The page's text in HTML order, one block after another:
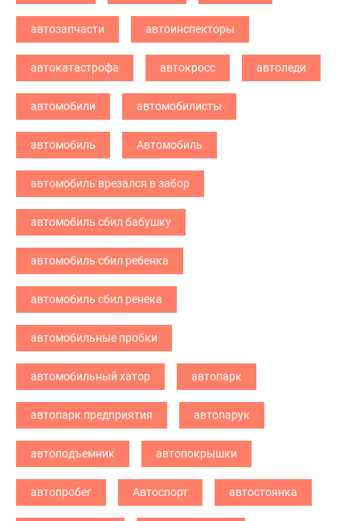
автозапчасти автоинспекторы
автокатастрофа автокросс автоледи
автомобили автомобилисты
автомобиль Автомобиль
автомобиль врезался в забор
автомобиль сбил бабушку
автомобиль сбил ребенка
автомобиль сбил ренека
автомобильные пробки
автомобильный хатор автопарк
автопарк предприятия автопарук
автоподъемник автопокрышки
автопробег Автоспорт автостоянка